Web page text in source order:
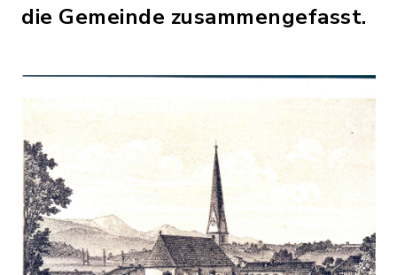
die Gemeinde zusammengefasst.